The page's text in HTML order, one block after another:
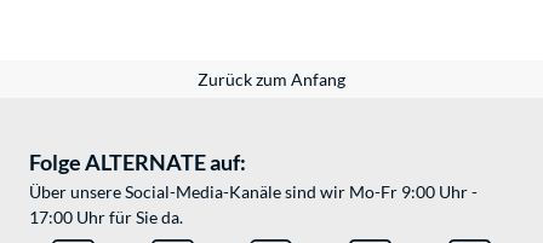
Zurück zum Anfang
Folge ALTERNATE auf:
Über unsere Social-Media-Kanäle sind wir Mo-Fr 9:00 Uhr -
17:00 Uhr für Sie da.